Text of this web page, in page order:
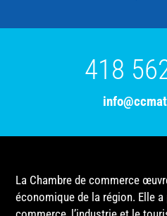
418
La Chambre de commerce
économique de la région. Elle